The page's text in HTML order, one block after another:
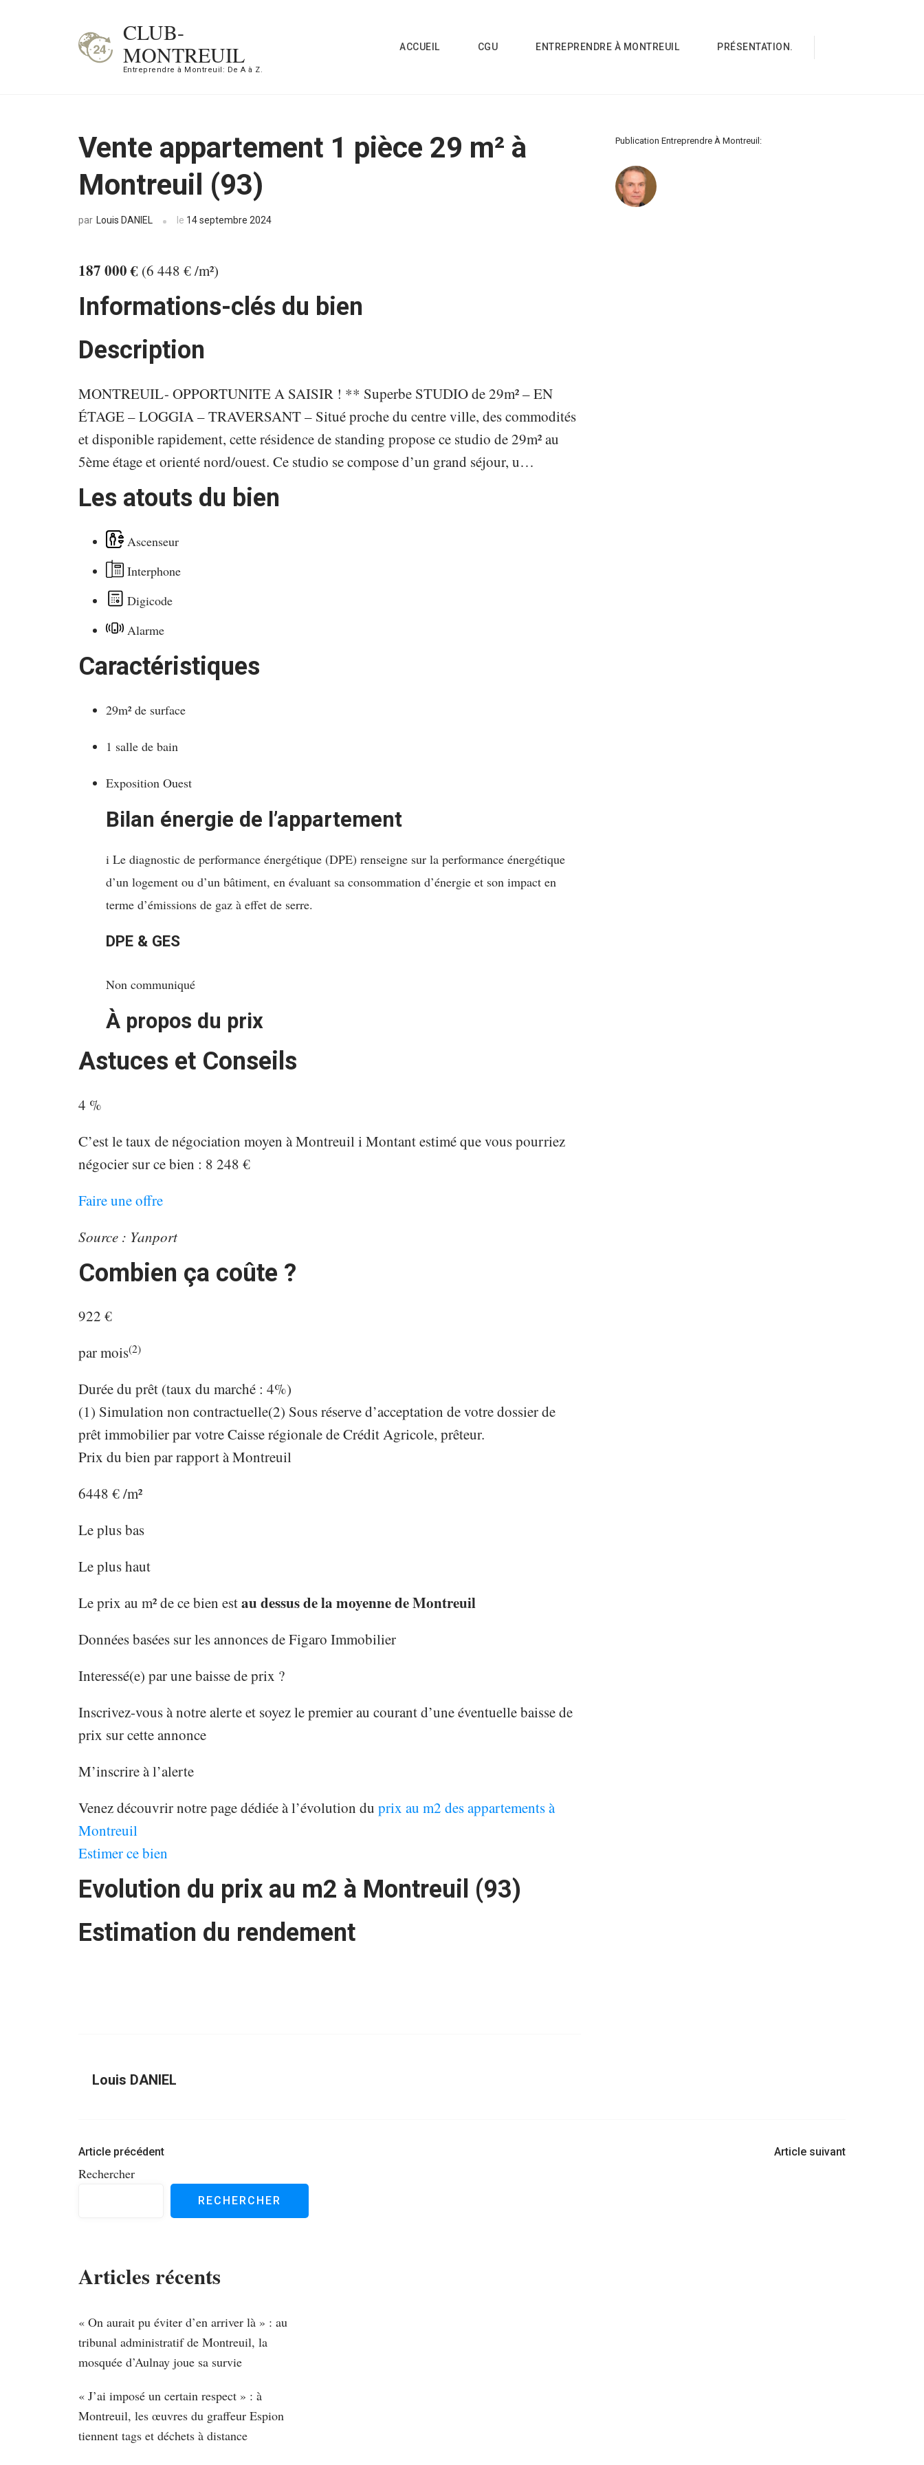
CLUB-
MONTREUIL
Entreprendre à Montreuil: De A à Z.
ACCUEIL CGU ENTREPRENDRE À MONTREUIL PRÉSENTATION.
Vente appartement 1 pièce 29 m² à
Montreuil (93)
par Louis DANIEL le 14 septembre 2024
187 000 € (6 448 € /m²)
Informations-clés du bien
Description
MONTREUIL- OPPORTUNITE A SAISIR ! ** Superbe STUDIO de 29m² – EN
ÉTAGE – LOGGIA – TRAVERSANT – Situé proche du centre ville, des commodités
et disponible rapidement, cette résidence de standing propose ce studio de 29m² au
5ème étage et orienté nord/ouest. Ce studio se compose d’un grand séjour, u…
Les atouts du bien
Ascenseur
Interphone
Digicode
Alarme
Caractéristiques
29m² de surface
1 salle de bain
Exposition Ouest
Bilan énergie de l’appartement
i Le diagnostic de performance énergétique (DPE) renseigne sur la performance énergétique
d’un logement ou d’un bâtiment, en évaluant sa consommation d’énergie et son impact en
terme d’émissions de gaz à effet de serre.
DPE & GES
Non communiqué
À propos du prix
Astuces et Conseils
4 %
C’est le taux de négociation moyen à Montreuil i Montant estimé que vous pourriez
négocier sur ce bien : 8 248 €
Faire une offre
Source : Yanport
Combien ça coûte ?
922 €
par mois(2)
Durée du prêt(taux du marché : 4%)
(1) Simulation non contractuelle(2) Sous réserve d’acceptation de votre dossier de
prêt immobilier par votre Caisse régionale de Crédit Agricole, prêteur.
Prix du bien par rapport à Montreuil
6448 € /m²
Le plus bas
Le plus haut
Le prix au m² de ce bien estau dessus de la moyenne de Montreuil
Données basées sur les annonces de Figaro Immobilier
Interessé(e) par une baisse de prix ?
Inscrivez-vous à notre alerte et soyez le premier au courant d’une éventuelle baisse de
prix sur cette annonce
M’inscrire à l’alerte
Venez découvrir notre page dédiée à l’évolution du prix au m2 des appartements à
Montreuil
Estimer ce bien
Evolution du prix au m2 à Montreuil (93)
Estimation du rendement
Publication Entreprendre À Montreuil:
Louis DANIEL
Navigation
d'article
Article précédent Article suivant
Rechercher
RECHERCHER
Articles récents
« On aurait pu éviter d’en arriver là » : au
tribunal administratif de Montreuil, la
mosquée d’Aulnay joue sa survie
« J’ai imposé un certain respect » : à
Montreuil, les œuvres du graffeur Espion
tiennent tags et déchets à distance